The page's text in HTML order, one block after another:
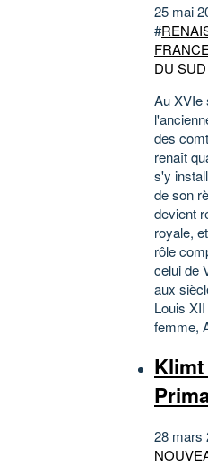
25 mai
#
DU SUD
Au XVIe
des
renaît
s'y
de son
devient
royale,
rôle
celui de
aux
Louis
femme,
28 mars